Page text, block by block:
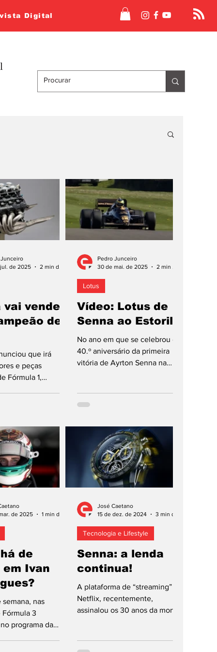
Digital
vender
de
que irá
e peças
Fórmula 1,
de 2025
2 min de leitura
Vídeo: Lotus de
Senna ao Estoril
No ano em que se celebrou o
40.º aniversário da primeira
vitória de Ayrton Senna na
Lotus
Pedro Junceiro
30 de mai. de 2025
2 min de leitura
de
em Ivan
semana, nas
Fórmula 3
programa da
de 2025
Senna: a lenda
continua!
A plataforma de “streaming”
Netflix, recentemente,
assinalou os 30 anos da morte
Tecnologia e Lifestyle
José Caetano
15 de dez. de 2024